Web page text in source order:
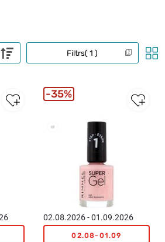
Filtrs 1
02.08.2026 - 01.09.2026
02.08-01.09
35%